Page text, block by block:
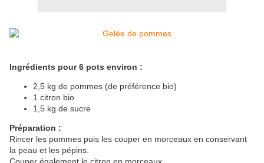
Ingrédients pour 6 pots environ :
2,5 kg de pommes (de préférence bio)
1 citron bio
1,5 kg de sucre
Préparation :
Rincer les pommes puis les couper en morceaux en conservant
la peau et les pépins.